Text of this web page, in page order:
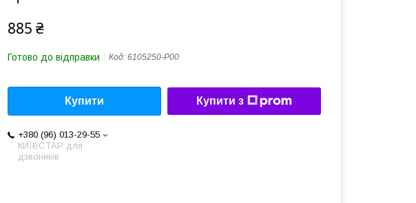
885 ₴
Готово до відправки Код: 6105250-P00
Купити Купити з
+380 (96) 013-29-55
КИЇВСТАР для
дзвоників